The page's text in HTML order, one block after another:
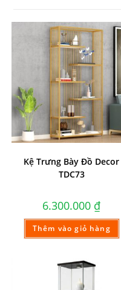
Kệ Trưng Bày Đồ Decor
TDC73
6.300.000 ₫
Thêm vào giỏ hàng